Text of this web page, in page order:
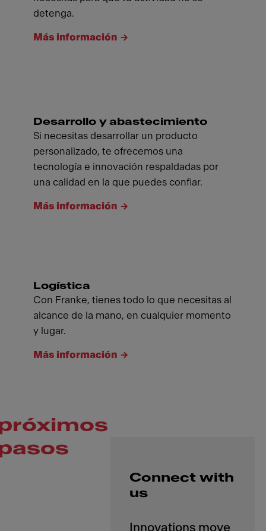
detenga.
Más información
Desarrollo y abastecimiento
Si necesitas desarrollar un producto
personalizado, te ofrecemos una
tecnología e innovación respaldadas por
una calidad en la que puedes confiar.
Más información
Logística
Con Franke, tienes todo lo que necesitas al
alcance de la mano, en cualquier momento
y lugar.
Más información
Connect with
us
Innovations move